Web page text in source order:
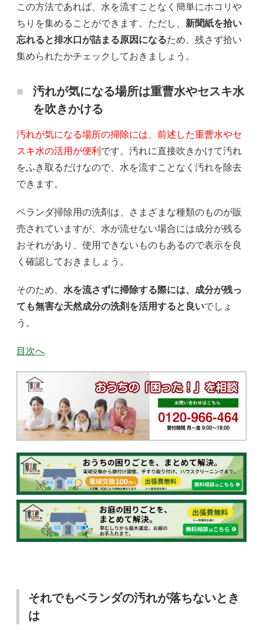
この方法であれば、水を流すことなく簡単にホコリや
ちりを集めることができます。ただし、 新聞紙を拾い
忘れると排水口が詰まる原因になるため、残さず拾い
集められたかチェックしておきましょう。
汚れが気になる場所は重曹水やセスキ水
を吹きかける
汚れが気になる場所の掃除には、前述した重曹水やセ
スキ水の活用が便利 です。汚れに直接吹きかけて汚れ
をふき取るだけなので、水を流すことなく汚れを除去
できます。
ベランダ掃除用の洗剤は、さまざまな種類のものが販
売されていますが、水が流せない場合には成分が残る
おそれがあり、使用できないものもあるので表示を良
く確認しておきましょう。
そのため、 水を流さずに掃除する際には、成分が残っ
ても無害な天然成分の洗剤を活用すると良いでしょ
う。
目次へ
それでもベランダの汚れが落ちないとき
は